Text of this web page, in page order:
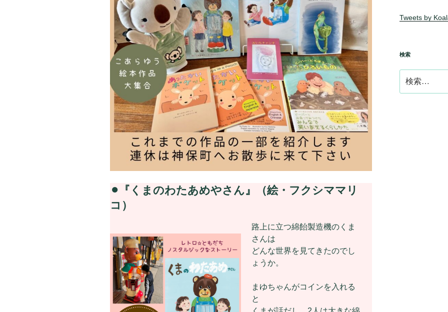
⚫︎『くまのわたあめやさん』（絵・フクシママリ
コ）
路上に立つ綿飴製造機のくま
さんは
どんな世界を見てきたのでし
ょうか。
まゆちゃんがコインを入れる
と
Tweets by
検索
索: